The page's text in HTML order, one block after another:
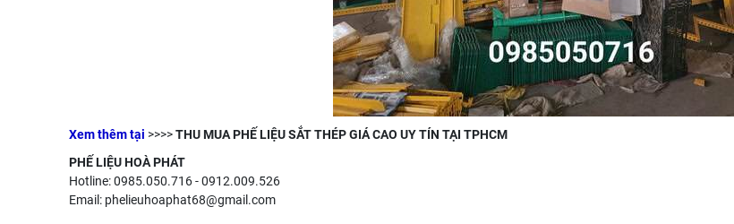
Xem thêm tại >>>>THU MUA PHẾ LIỆU SẮT THÉP GIÁ CAO UY TÍN TẠI TPHCM
PHẾ LIỆU HOÀ PHÁT
Hotline:0985.050.716-0912.009.526
Email: phelieuhoaphat68@gmail.com